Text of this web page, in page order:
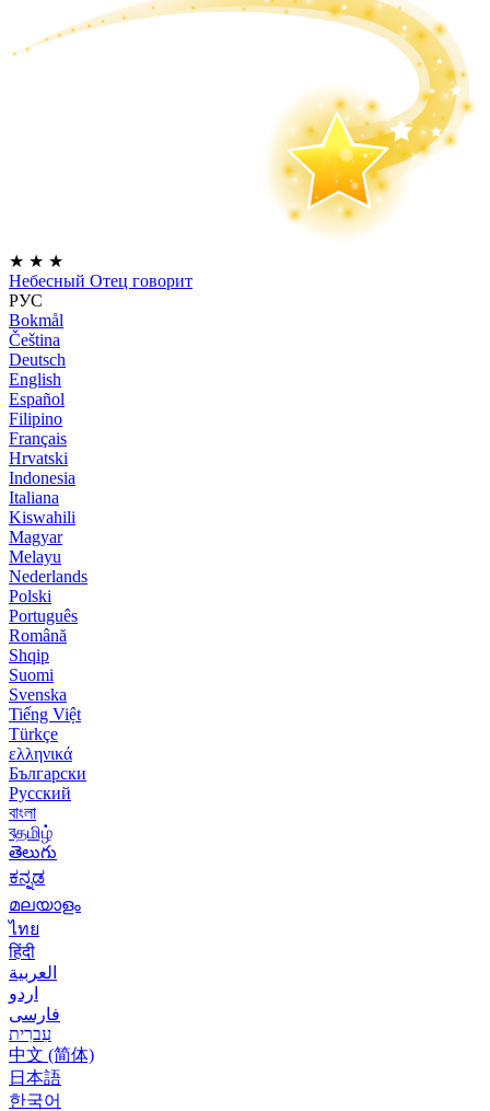
★ ★ ★
Небесный Отец говорит
РУС
Bokmål
Čeština
Deutsch
English
Español
Filipino
Français
Hrvatski
Indonesia
Italiana
Kiswahili
Magyar
Melayu
Nederlands
Polski
Português
Română
Shqip
Suomi
Svenska
Tiếng Việt
Türkçe
ελληνικά
Български
Русский
বাংলা
বதமிழ்
తెలుగు
ಕನ್ನಡ
മലയാളം
ไทย
हिंदी
العربية
اردو
فارسی
עִברִית
中文 (简体)
日本語
한국어